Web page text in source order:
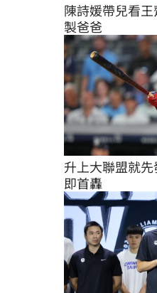
陳詩媛帶兒看
製爸爸
升上大聯盟就
即首轟